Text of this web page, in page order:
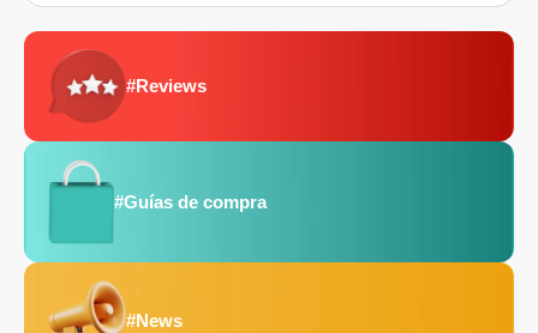
#Reviews
#Guías de compra
#News